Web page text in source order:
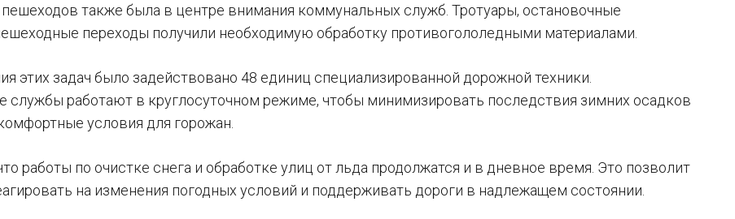
также была в центре внимания коммунальных служб. Тротуары, остановочные
переходы получили необходимую обработку противогололедными материалами.
этих задач было задействовано 48 единиц специализированной дорожной техники.
службы работают в круглосуточном режиме, чтобы минимизировать последствия зимних осадков
условия для горожан.
работы по очистке снега и обработке улиц от льда продолжатся и в дневное время. Это позволит
на изменения погодных условий и поддерживать дороги в надлежащем состоянии.